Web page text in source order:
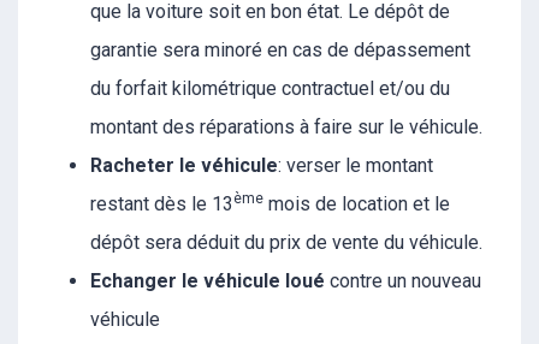
que la voiture soit en bon état. Le dépôt de
garantie sera minoré en cas de dépassement
du forfait kilométrique contractuel et/ou du
montant des réparations à faire sur le véhicule.
Racheter le véhicule: verser le montant
restant dès le 13 ème mois de location et le
dépôt sera déduit du prix de vente du véhicule.
Echanger le véhicule loué contre un nouveau
véhicule